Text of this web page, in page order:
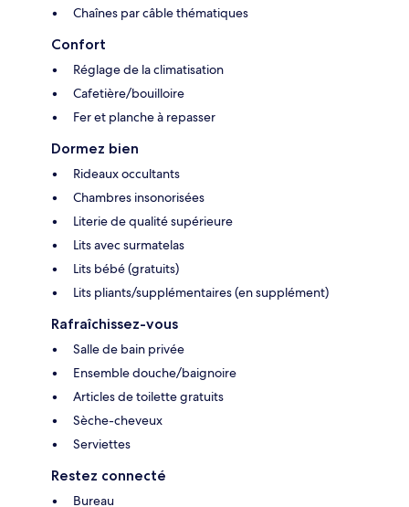
Chaînes par câble thématiques
Confort
Réglage de la climatisation
Cafetière/bouilloire
Fer et planche à repasser
Dormez bien
Rideaux occultants
Chambres insonorisées
Literie de qualité supérieure
Lits avec surmatelas
Lits bébé (gratuits)
Lits pliants/supplémentaires (en supplément)
Rafraîchissez-vous
Salle de bain privée
Ensemble douche/baignoire
Articles de toilette gratuits
Sèche-cheveux
Serviettes
Restez connecté
Bureau